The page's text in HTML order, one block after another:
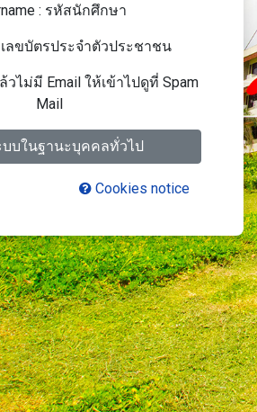
: รหัสนักศึกษา
เลขบัตรประจำตัวประชาชน
ไม่มี Email ให้เข้าไปดูที่ Spam
Mail
บบในฐานะบุคคลทั่วไป
Cookies notice